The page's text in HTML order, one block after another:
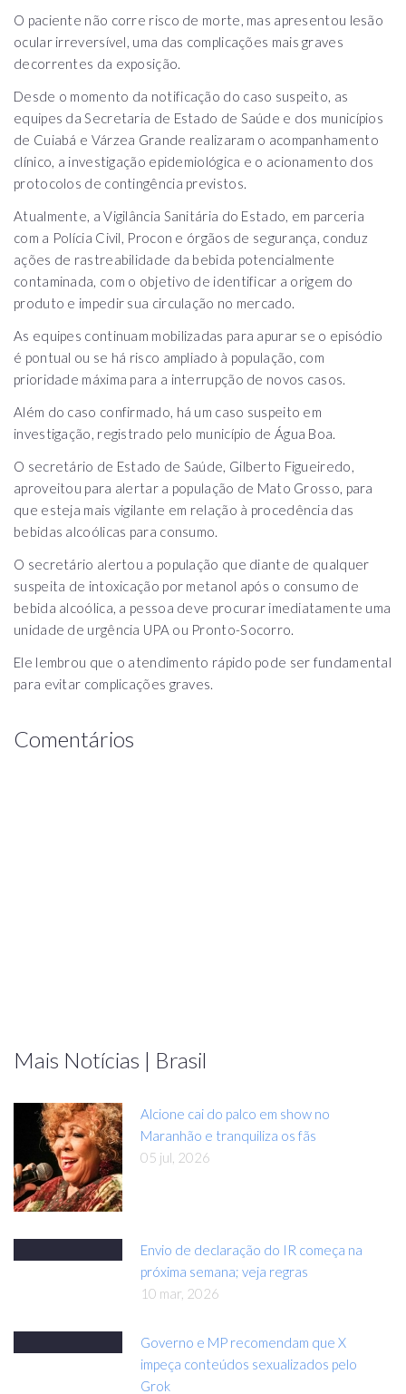
O paciente não corre risco de morte, mas apresentou lesão
ocular irreversível, uma das complicações mais graves
decorrentes da exposição.
Desde o momento da notificação do caso suspeito, as
equipes da Secretaria de Estado de Saúde e dos municípios
de Cuiabá e Várzea Grande realizaram o acompanhamento
clínico, a investigação epidemiológica e o acionamento dos
protocolos de contingência previstos.
Atualmente, a Vigilância Sanitária do Estado, em parceria
com a Polícia Civil, Procon e órgãos de segurança, conduz
ações de rastreabilidade da bebida potencialmente
contaminada, com o objetivo de identificar a origem do
produto e impedir sua circulação no mercado.
As equipes continuam mobilizadas para apurar se o episódio
é pontual ou se há risco ampliado à população, com
prioridade máxima para a interrupção de novos casos.
Além do caso confirmado, há um caso suspeito em
investigação, registrado pelo município de Água Boa.
O secretário de Estado de Saúde, Gilberto Figueiredo,
aproveitou para alertar a população de Mato Grosso, para
que esteja mais vigilante em relação à procedência das
bebidas alcoólicas para consumo.
O secretário alertou a população que diante de qualquer
suspeita de intoxicação por metanol após o consumo de
bebida alcoólica, a pessoa deve procurar imediatamente uma
unidade de urgência UPA ou Pronto-Socorro.
Ele lembrou que o atendimento rápido pode ser fundamental
para evitar complicações graves.
Comentários
Mais Notícias | Brasil
Alcione cai do palco em show no
Maranhão e tranquiliza os fãs
05 jul, 2026
Envio de declaração do IR começa na
próxima semana; veja regras
10 mar, 2026
Governo e MP recomendam que X
impeça conteúdos sexualizados pelo
Grok